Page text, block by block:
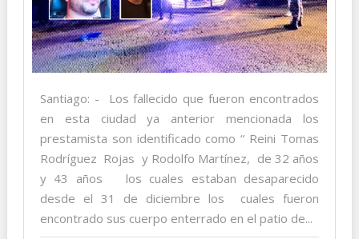
Santiago: - Los fallecido que fueron encontrados
en esta ciudad ya anterior mencionada los
prestamista son identificado como “ Reini Tomas
Rodríguez Rojas y Rodolfo Martínez, de 32 años
y 43 años los cuales estaban desaparecido
desde el 31 de diciembre los cuales fueron
encontrado sus cuerpo enterrado en el patio de...